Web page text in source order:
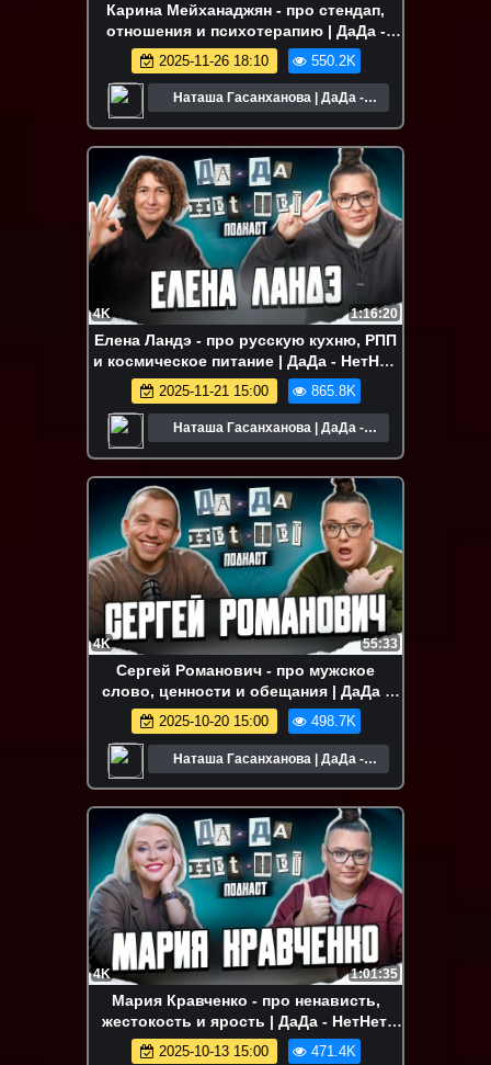
Карина Мейханаджян - про стендап,
отношения и психотерапию | ДаДа -
НетНет. Подкаст
2025-11-26 18:10 550.2K
Наташа Гасанханова | ДаДа -
4K 1:16:20
Елена Ландэ - про русскую кухню, РПП
и космическое питание | ДаДа - НетНет.
Подкаст
2025-11-21 15:00 865.8K
Наташа Гасанханова | ДаДа -
4K 55:33
Сергей Романович - про мужское
слово, ценности и обещания | ДаДа -
НетНет. Подкаст
2025-10-20 15:00 498.7K
Наташа Гасанханова | ДаДа -
НетНет
4K 1:01:35
Мария Кравченко - про ненависть,
жестокость и ярость | ДаДа - НетНет.
Подкаст
2025-10-13 15:00 471.4K